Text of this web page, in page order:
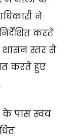
ने
करते
शासन स्तर से
करते हुए
के पास स्वंय